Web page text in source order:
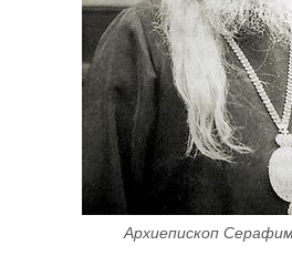
Архиепископ